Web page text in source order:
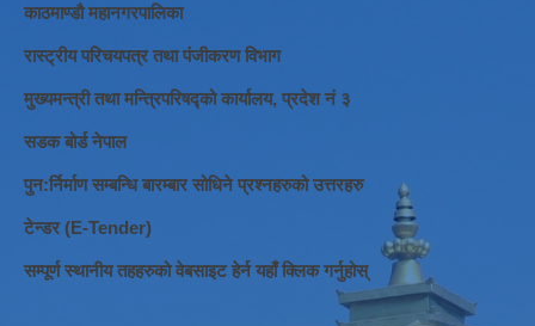
काठमाण्डौ महानगरपालिका
रास्ट्रीय परिचयपत्र तथा पंजीकरण विभाग
मुख्यमन्त्री तथा मन्त्रिपरिषद्को कार्यालय, प्रदेश नं ३
सडक बोर्ड नेपाल
पुन:र्निर्माण सम्बन्धि बारम्बार सोधिने प्रश्नहरुको उत्तरहरु
टेन्डर (E-Tender)
सम्पूर्ण स्थानीय तहहरुको वेबसाइट हेर्न यहाँ क्लिक गर्नुहोस्